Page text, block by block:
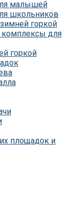
дачи ЧЕ-СПОРТ
дачи Савушка
площадки
дачи IgraGrad W
дачи Выше всех
дачи Romana
IgraGrad X
дачи ЛЕГЕНДА
4 Сезона
Мастер
Мастер
Мастер 4
малышей
школьников
горкой
комплексы для
горкой
площадок и